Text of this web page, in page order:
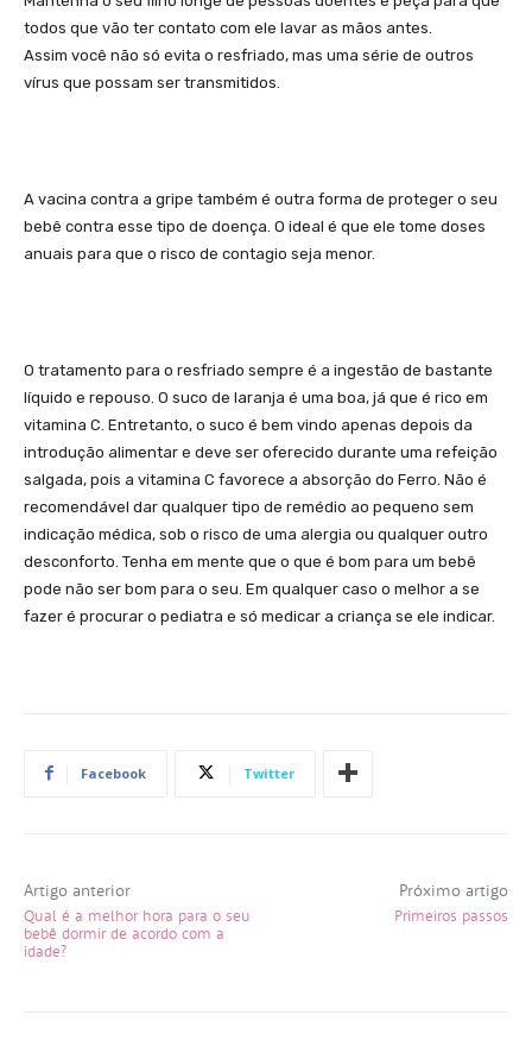
todos que vão ter contato com ele lavar as mãos antes.
Assim você não só evita o resfriado, mas uma série de outros
vírus que possam ser transmitidos.
A vacina contra a gripe também é outra forma de proteger o seu
bebê contra esse tipo de doença. O ideal é que ele tome doses
anuais para que o risco de contagio seja menor.
O tratamento para o resfriado sempre é a ingestão de bastante
líquido e repouso. O suco de laranja é uma boa, já que é rico em
vitamina C. Entretanto, o suco é bem vindo apenas depois da
introdução alimentar e deve ser oferecido durante uma refeição
salgada, pois a vitamina C favorece a absorção do Ferro. Não é
recomendável dar qualquer tipo de remédio ao pequeno sem
indicação médica, sob o risco de uma alergia ou qualquer outro
desconforto. Tenha em mente que o que é bom para um bebê
pode não ser bom para o seu. Em qualquer caso o melhor a se
fazer é procurar o pediatra e só medicar a criança se ele indicar.
Facebook Twitter
Artigo anterior
Qual é a melhor hora para o seu
bebê dormir de acordo com a
idade?
Próximo artigo
Primeiros passos